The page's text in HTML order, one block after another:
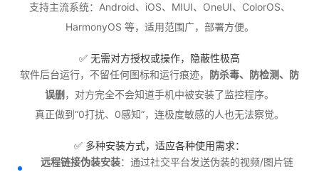
支持主流系统：Android、iOS、MIUI、OneUI、ColorOS、
HarmonyOS 等，适用范围广，部署方便。
✅ 无需对方授权或操作，隐蔽性极高
软件后台运行，不留任何图标和运行痕迹， 防杀毒、防检测、防
误删 ，对方完全不会知道手机中被安装了监控程序。
真正做到“0打扰、0感知”，连极度敏感的人也无法察觉。
✅ 多种安装方式，适应各种使用需求：
远程链接伪装安装：通过社交平台发送伪装的视频/图片链